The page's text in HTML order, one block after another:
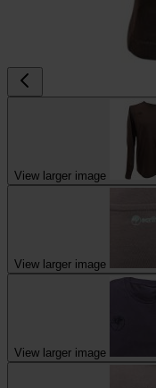
View larger image
View larger image
View larger image